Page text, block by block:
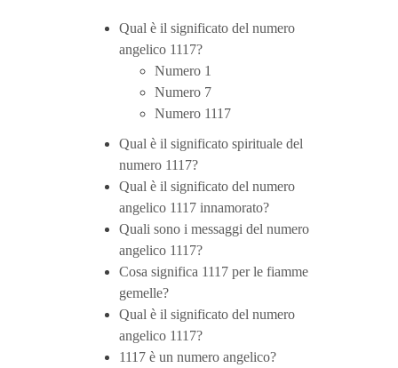
Qual è il significato del numero
angelico 1117?
Numero 1
Numero 7
Numero 1117
Qual è il significato spirituale del
numero 1117?
Qual è il significato del numero
angelico 1117 innamorato?
Quali sono i messaggi del numero
angelico 1117?
Cosa significa 1117 per le fiamme
gemelle?
Qual è il significato del numero
angelico 1117?
1117 è un numero angelico?